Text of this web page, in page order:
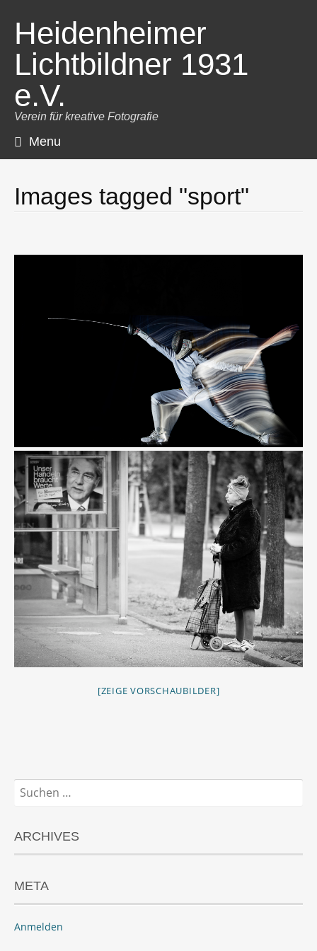
Heidenheimer
Lichtbildner 1931
e.V.
Verein für kreative Fotografie
Menu
Images tagged "sport"
[ZEIGE VORSCHAUBILDER]
Suchen
nach:
ARCHIVES
META
Anmelden